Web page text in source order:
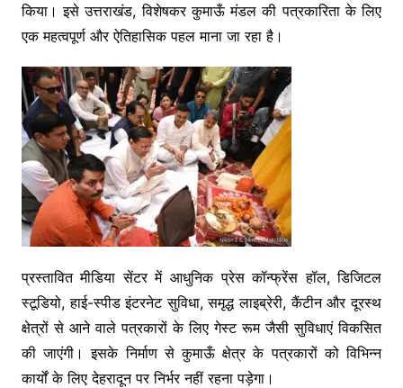
किया। इसे उत्तराखंड, विशेषकर कुमाऊँ मंडल की पत्रकारिता के लिए
एक महत्वपूर्ण और ऐतिहासिक पहल माना जा रहा है।
प्रस्तावित मीडिया सेंटर में आधुनिक प्रेस कॉन्फ्रेंस हॉल, डिजिटल
स्टूडियो, हाई-स्पीड इंटरनेट सुविधा, समृद्ध लाइब्रेरी, कैंटीन और दूरस्थ
क्षेत्रों से आने वाले पत्रकारों के लिए गेस्ट रूम जैसी सुविधाएं विकसित
की जाएंगी। इसके निर्माण से कुमाऊँ क्षेत्र के पत्रकारों को विभिन्न
कार्यों के लिए देहरादून पर निर्भर नहीं रहना पड़ेगा।